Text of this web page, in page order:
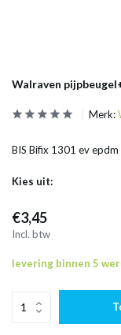
Walraven
Merk:
BIS Bifix 1301 ev
Kies uit:
€3,45
Incl. btw
levering binnen 5